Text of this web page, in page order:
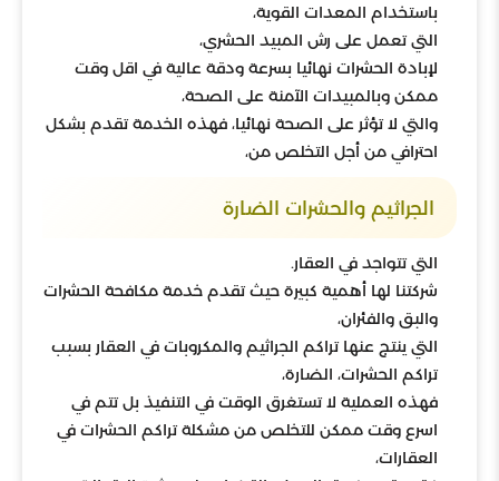
باستخدام المعدات القوية،
التي تعمل على رش المبيد الحشري،
لإبادة الحشرات نهائيا بسرعة ودقة عالية في اقل وقت
ممكن وبالمبيدات الآمنة على الصحة،
والتي لا تؤثر على الصحة نهائيا، فهذه الخدمة تقدم بشكل
احترافي من أجل التخلص من،
الجراثيم والحشرات الضارة
التي تتواجد في العقار.
شركتنا لها أهمية كبيرة حيث تقدم خدمة مكافحة الحشرات
والبق والفئران،
التي ينتج عنها تراكم الجراثيم والمكروبات في العقار بسبب
تراكم الحشرات، الضارة،
فهذه العملية لا تستغرق الوقت في التنفيذ بل تتم في
اسرع وقت ممكن للتخلص من مشكلة تراكم الحشرات في
العقارات،